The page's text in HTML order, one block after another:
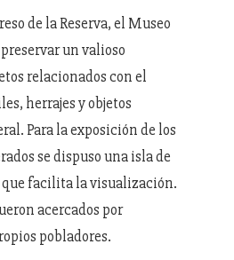
de la Reserva, el Museo
un valioso
relacionados con el
herrajes y objetos
Para la exposición de los
se dispuso una isla de
facilita la visualización.
acercados por
pobladores.